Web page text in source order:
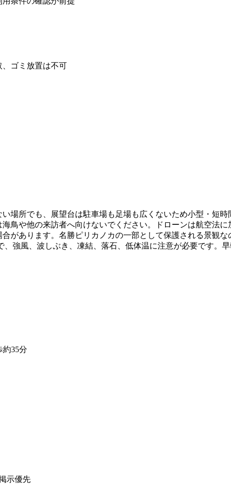
ゴミ放置は不可
場所でも、展望台は駐車場も足場も広くないため小型・短
鳥や他の来訪者へ向けないでください。ドローンは航空法
があります。名勝ピリカノカの一部として保護される景観
強風、波しぶき、凍結、落石、低体温に注意が必要です。
約35分
示優先